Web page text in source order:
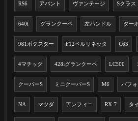
RS6 アバント ヴァンテージ Sクラス
640i グランクーペ 左ハンドル ター
981ボクスター F12ベルリネッタ C63
4マチック 428iグランクーペ LC500
クーパーS ミニクーパーS M6 パフ
NA マツダ アンフィニ RX-7 タ